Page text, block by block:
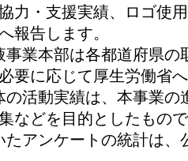
力・支援実績、ロゴ使
報告します。
事業本部は各都道府県
要に応じて厚生労働省
の活動実績は、本事業の
などを目的としたもの
たアンケートの統計は、